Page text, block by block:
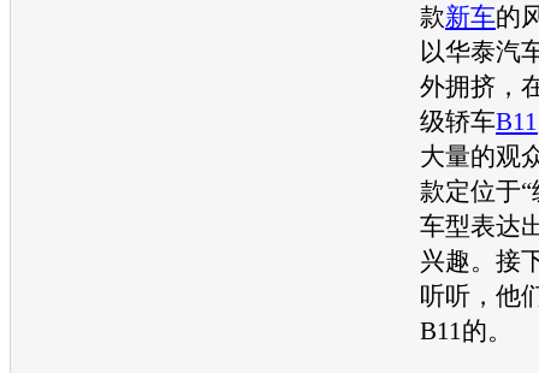
款新车的
以华泰汽
外拥挤，
级轿车B11
大量的观
款定位于
车型表达
兴趣。接
听听，他
B11的。